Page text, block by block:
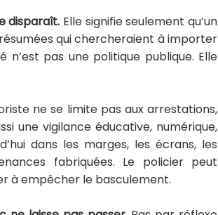
disparaît. Elle signifie seulement qu’un
qui chercheraient à importer
pas une politique publique. Elle
ne se limite pas aux arrestations,
une vigilance éducative, numérique,
dans les marges, les écrans, les
fabriquées. Le policier peut
à empêcher le basculement.